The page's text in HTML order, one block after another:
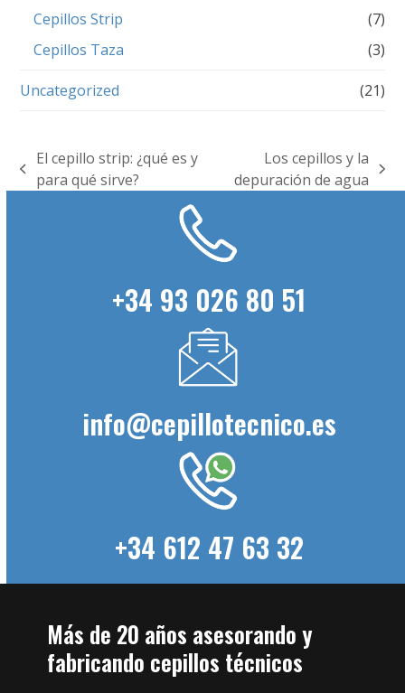
Cepillos Strip
(7)
Cepillos Taza
(3)
Uncategorized (21)
previous
El cepillo strip: ¿qué es y
para qué sirve?
next
Los cepillos y la
depuración de agua
+34 93 026 80 51
info@cepillotecnico.es
+34 612 47 63 32
Más de 20 años asesorando y
fabricando cepillos técnicos